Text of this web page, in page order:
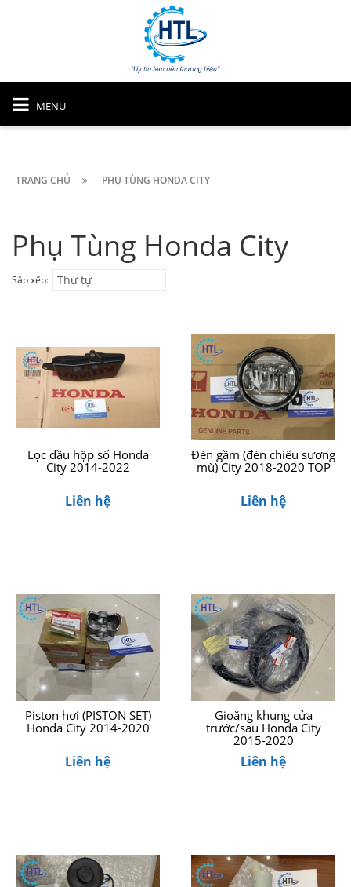
MENU
TRANG CHỦ PHỤ TÙNG HONDA CITY
Phụ Tùng Honda City
Sắp xếp: Thứ tự
Lọc dầu hộp số Honda
City 2014-2022
Liên hệ
Đèn gầm (đèn chiếu sương
mù) City 2018-2020 TOP
Liên hệ
Piston hơi (PISTON SET)
Honda City 2014-2020
Liên hệ
Gioăng khung cửa
trước/sau Honda City
2015-2020
Liên hệ